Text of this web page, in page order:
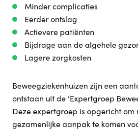
Minder complicaties
Eerder ontslag
Actievere patiënten
Bijdrage aan de algehele
Lagere zorgkosten
Beweegziekenhuizen zijn een
ontstaan uit de ‘Expertgroep
Deze expertgroep is opgericht om
gezamenlijke aanpak te komen